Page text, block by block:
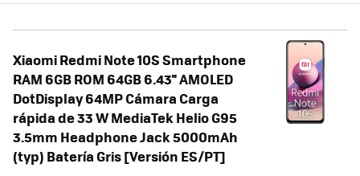
Xiaomi Redmi Note 10S Smartphone
RAM 6GB ROM 64GB 6.43'' AMOLED
DotDisplay 64MP Cámara Carga
rápida de 33 W MediaTek Helio G95
3.5mm Headphone Jack 5000mAh
(typ) Batería Gris [Versión ES/PT]